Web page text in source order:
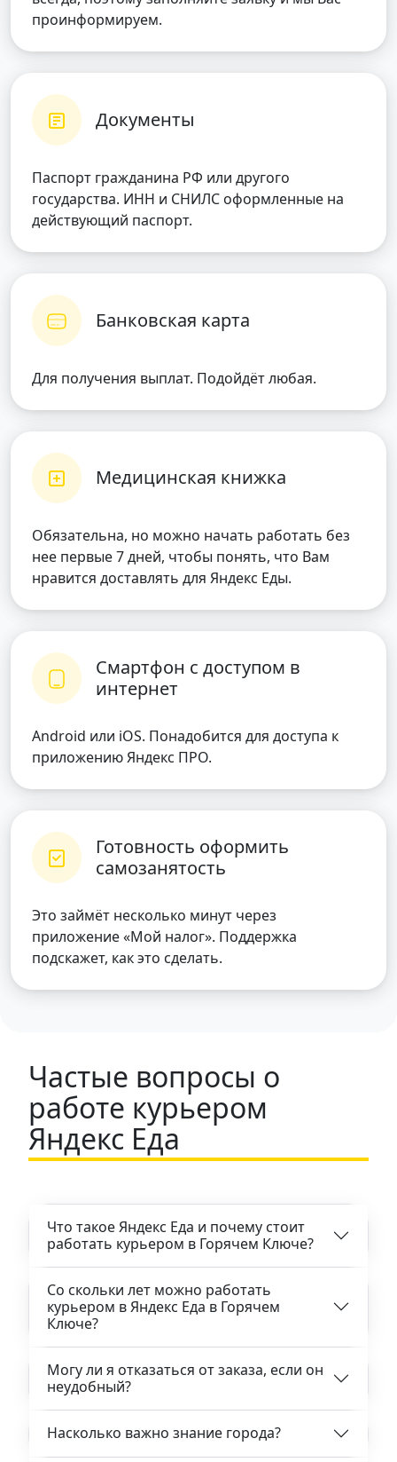
проинформируем.
Документы
Паспорт гражданина РФ или другого
государства. ИНН и СНИЛС оформленные на
действующий паспорт.
Банковская карта
Для получения выплат. Подойдёт любая.
Медицинская книжка
Обязательна, но можно начать работать без
нее первые 7 дней, чтобы понять, что Вам
нравится доставлять для Яндекс Еды.
Смартфон с доступом в
интернет
Android или iOS. Понадобится для доступа к
приложению Яндекс ПРО.
Готовность оформить
самозанятость
Это займёт несколько минут через
приложение «Мой налог». Поддержка
подскажет, как это сделать.
Частые вопросы о
работе курьером
Яндекс Еда
Что такое Яндекс Еда и почему стоит
работать курьером в Горячем Ключе?
Со скольки лет можно работать
курьером в Яндекс Еда в Горячем
Ключе?
Могу ли я отказаться от заказа, если он
неудобный?
Насколько важно знание города?